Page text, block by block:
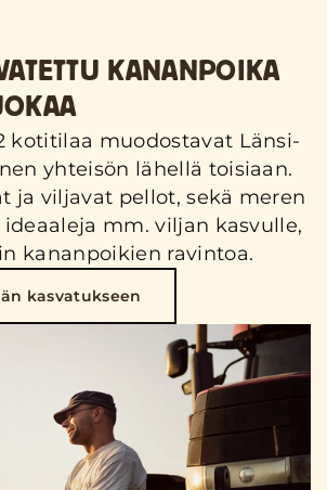
KANANPOIKA
kotitilaa muodostavat Länsi-
yhteisön lähellä toisiaan.
ja viljavat pellot, sekä meren
ideaaleja mm. viljan kasvulle,
kananpoikien ravintoa.
kasvatukseen